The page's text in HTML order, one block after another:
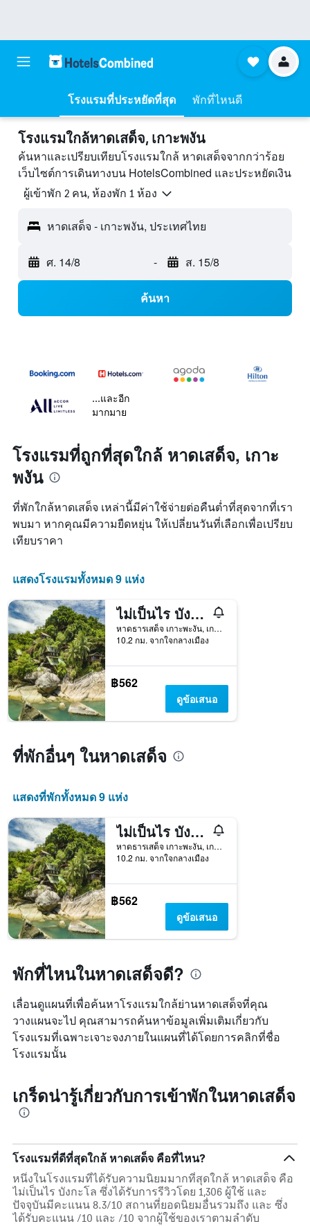
โรงแรมที่ประหยัดที่สุด พักที่ไหนดี
โรงแรมใกล้หาดเสด็จ, เกาะพงัน
ค้นหาและเปรียบเทียบโรงแรมใกล้ หาดเสด็จจากกว่าร้อย
เว็บไซต์การเดินทางบน HotelsCombined และประหยัดเงิน
ผู้เข้าพัก 2 คน, ห้องพัก 1 ห้อง
หาดเสด็จ - เกาะพงัน, ประเทศไทย
ศ. 14/8 - ส. 15/8
ค้นหา
...และอีก
มากมาย
โรงแรมที่ถูกที่สุดใกล้ หาดเสด็จ, เกาะ
พงัน
ที่พักใกล้หาดเสด็จ เหล่านี้มีค่าใช้จ่ายต่อคืนต่ำที่สุดจากที่เรา
พบมา หากคุณมีความยืดหยุ่น ให้เปลี่ยนวันที่เลือกเพื่อเปรียบ
เทียบราคา
แสดงโรงแรมทั้งหมด 9 แห่ง
ไม่เป็นไร บังกะโล
หาดธารเสด็จ เกาะพะงัน, เกาะพงัน, ประเทศไทย
10.2 กม. จากใจกลางเมือง
฿562
ดูข้อเสนอ
ที่พักอื่นๆ ในหาดเสด็จ
แสดงที่พักทั้งหมด 9 แห่ง
ไม่เป็นไร บังกะโล
หาดธารเสด็จ เกาะพะงัน, เกาะพงัน, ประเทศไทย
10.2 กม. จากใจกลางเมือง
฿562
ดูข้อเสนอ
พักที่ไหนในหาดเสด็จดี?
เลื่อนดูแผนที่เพื่อค้นหาโรงแรมใกล้ย่านหาดเสด็จที่คุณ
วางแผนจะไป คุณสามารถค้นหาข้อมูลเพิ่มเติมเกี่ยวกับ
โรงแรมที่เฉพาะเจาะจงภายในแผนที่ได้โดยการคลิกที่ชื่อ
โรงแรมนั้น
เกร็ดน่ารู้เกี่ยวกับการเข้าพักในหาดเสด็จ
โรงแรมที่ดีที่สุดใกล้ หาดเสด็จ คือที่ไหน?
หนึ่งในโรงแรมที่ได้รับความนิยมมากที่สุดใกล้ หาดเสด็จ คือ
ไม่เป็นไร บังกะโล ซึ่งได้รับการรีวิวโดย 1,306 ผู้ใช้ และ
ปัจจุบันมีคะแนน 8.3/10 สถานที่ยอดนิยมอื่นรวมถึง และ ซึ่ง
ได้รับคะแนน /10 และ /10 จากผู้ใช้ของเราตามลำดับ